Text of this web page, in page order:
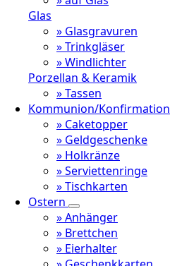
Glas
» Glasgravuren
» Trinkgläser
» Windlichter
Porzellan & Keramik
» Tassen
Kommunion/Konfirmation
» Caketopper
» Geldgeschenke
» Holkränze
» Serviettenringe
» Tischkarten
Ostern
» Anhänger
» Brettchen
» Eierhalter